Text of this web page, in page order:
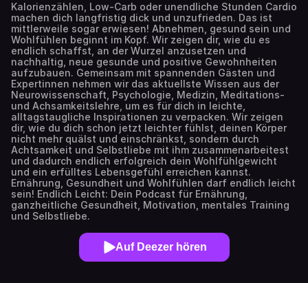
Kalorienzählen, Low-Carb oder unendliche Stunden Cardio
machen dich langfristig dick und unzufrieden. Das ist
mittlerweile sogar erwiesen! Abnehmen, gesund sein und
Wohlfühlen beginnt im Kopf. Wir zeigen dir, wie du es
endlich schaffst, an der Wurzel anzusetzen und
nachhaltig, neue gesunde und positive Gewohnheiten
aufzubauen. Gemeinsam mit spannenden Gästen und
Expertinnen nehmen wir das aktuellste Wissen aus der
Neurowissenschaft, Psychologie, Medizin, Meditations-
und Achsamkeitslehre, um es für dich in leichte,
alltagstaugliche Inspirationen zu verpacken. Wir zeigen
dir, wie du dich schon jetzt leichter fühlst, deinen Körper
nicht mehr quälst und einschränkst, sondern durch
Achtsamkeit und Selbstliebe mit ihm zusammenarbeitest
und dadurch endlich erfolgreich dein Wohlfühlgewicht
und ein erfülltes Lebensgefühl erreichen kannst.
Ernährung, Gesundheit und Wohlfühlen darf endlich leicht
sein! Endlich Leicht: Dein Podcast für Ernährung,
ganzheitliche Gesundheit, Motivation, mentales Training
und Selbstliebe.
Auf Deezer hören